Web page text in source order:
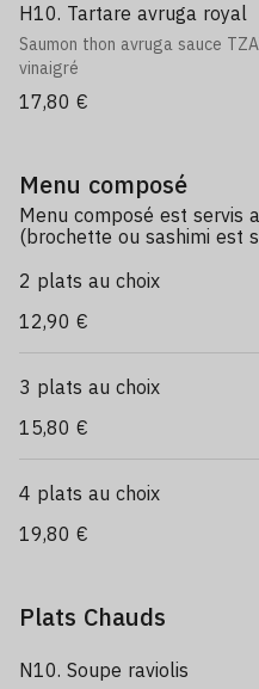
H10. Tartare avruga royal
Saumon thon avruga sauce
vinaigré
17,80 €
Menu composé
Menu composé est servis
(brochette ou sashimi est
2 plats au choix
12,90 €
3 plats au choix
15,80 €
4 plats au choix
19,80 €
Plats Chauds
N10. Soupe raviolis